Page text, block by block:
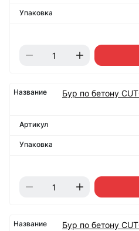
Бур по бетону
Бур по бетону